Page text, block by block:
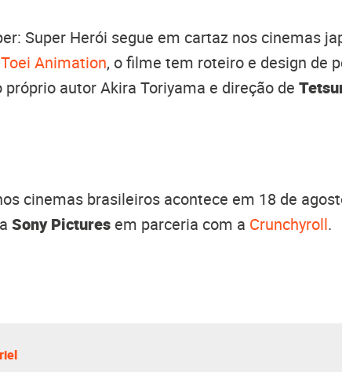
Super Herói segue em cartaz nos cinemas
Toei Animation, o filme tem roteiro e design de
autor Akira Toriyama e direção de
cinemas brasileiros acontece em 18 de
Sony Pictures em parceria com a Crunchyroll.